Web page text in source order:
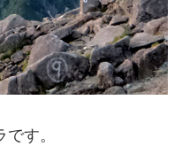
す。